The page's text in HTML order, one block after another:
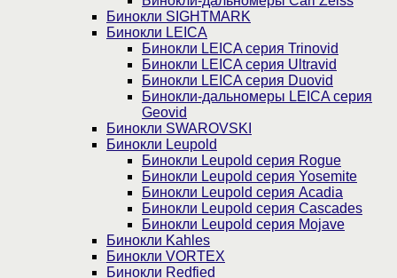
Бинокли SIGHTMARK
Бинокли LEICA
Бинокли LEICA серия Trinovid
Бинокли LEICA серия Ultravid
Бинокли LEICA серия Duovid
Бинокли-дальномеры LEICA серия
Geovid
Бинокли SWAROVSKI
Бинокли Leupold
Бинокли Leupold серия Rogue
Бинокли Leupold серия Yosemite
Бинокли Leupold серия Acadia
Бинокли Leupold серия Cascades
Бинокли Leupold серия Mojave
Бинокли Kahles
Бинокли VORTEX
Бинокли Redfied